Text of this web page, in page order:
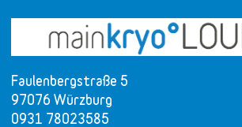
Faulenbergstraße 5
97076 Würzburg
0931 78023585